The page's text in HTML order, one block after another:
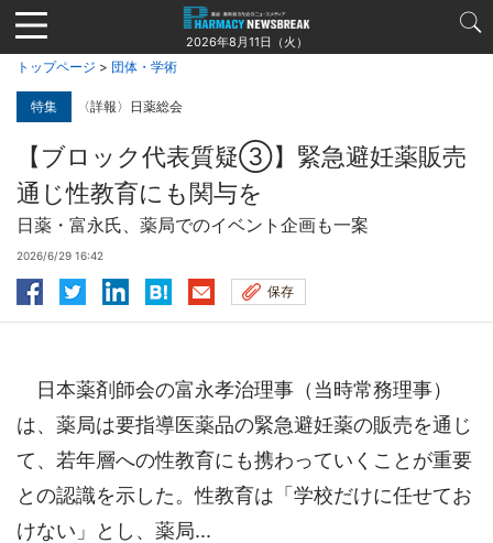
Jump
to
navigation
2026年8月11日（火）
トップページ > 団体・学術
特集 〈詳報〉日薬総会
【ブロック代表質疑③】緊急避妊薬販売
通じ性教育にも関与を
日薬・富永氏、薬局でのイベント企画も一案
2026/6/29 16:42
保存
日本薬剤師会の富永孝治理事（当時常務理事）
は、薬局は要指導医薬品の緊急避妊薬の販売を通じ
て、若年層への性教育にも携わっていくことが重要
との認識を示した。性教育は「学校だけに任せてお
けない」とし、薬局...